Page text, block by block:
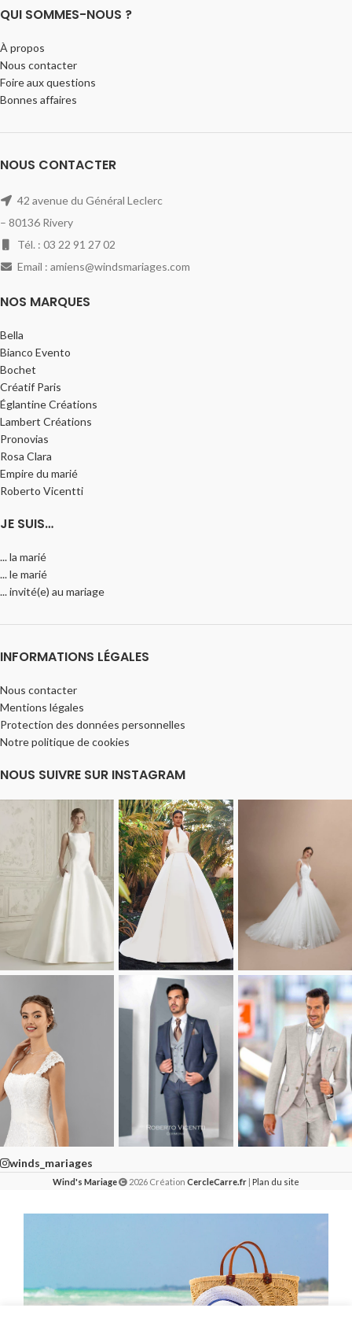
QUI SOMMES-NOUS ?
À propos
Nous contacter
Foire aux questions
Bonnes affaires
NOUS CONTACTER
42 avenue du Général Leclerc
– 80136 Rivery
Tél. : 03 22 91 27 02
Email : amiens@windsmariages.com
NOS MARQUES
Bella
Bianco Evento
Bochet
Créatif Paris
Églantine Créations
Lambert Créations
Pronovias
Rosa Clara
Empire du marié
Roberto Vicentti
JE SUIS…
... la marié
... le marié
... invité(e) au mariage
INFORMATIONS LÉGALES
Nous contacter
Mentions légales
Protection des données personnelles
Notre politique de cookies
NOUS SUIVRE SUR INSTAGRAM
winds_mariages
Wind's Mariage 2026 Création CercleCarre.fr Plan du site